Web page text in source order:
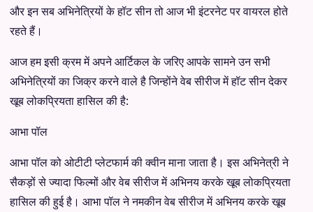
और इन सब अभिनेत्रियों के हॉट सीन तो आज भी इंटरनेट पर वायरल होते
रहते हैं।
आज हम इसी क्रम में अपने आर्टिकल के जरिए आपके सामने उन सभी
अभिनेत्रियों का जिक्र करने वाले है जिन्होंने वेब सीरीज में हॉट सीन देकर
खूब लोकप्रियता हासिल की है:
आभा पॉल
आभा पॉल को ओटीटी प्लेटफार्म की क्वीन माना जाता है। इस अभिनेत्री ने
सैकड़ों से ज्यादा फिल्मों और वेब सीरीज में अभिनय करके खूब लोकप्रियता
हासिल की हुई है। आभा पॉल ने नमकीन वेब सीरीज में अभिनय करके खूब